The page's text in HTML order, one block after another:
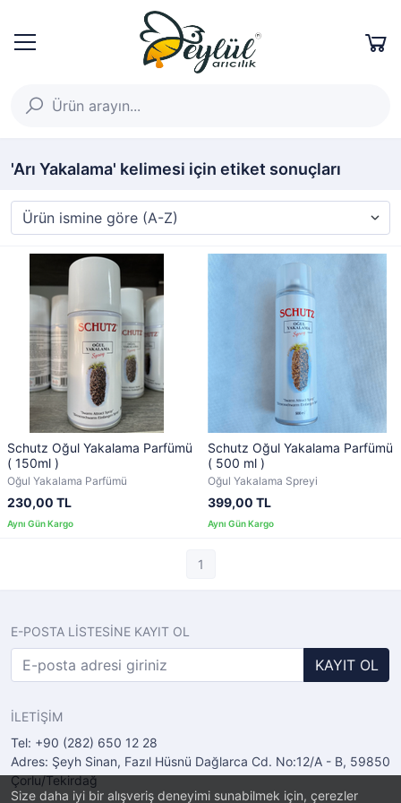
Size daha iyi bir alışveriş deneyimi sunabilmek için, çerezler
'Arı Yakalama' kelimesi için etiket sonuçları
Schutz Oğul Yakalama Parfümü
( 150ml )
Oğul Yakalama Parfümü
230,00 TL
Schutz Oğul Yakalama Parfümü
( 500 ml )
Oğul Yakalama Spreyi
399,00 TL
1
E-POSTA LİSTESİNE KAYIT OL
KAYIT OL
İLETİŞİM
Tel: +90 (282) 650 12 28
Adres: Şeyh Sinan, Fazıl Hüsnü Dağlarca Cd. No:12/A - B, 59850
Çorlu/Tekirdağ